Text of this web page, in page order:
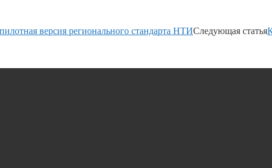
версия регионального стандарта НТИСледующая статья